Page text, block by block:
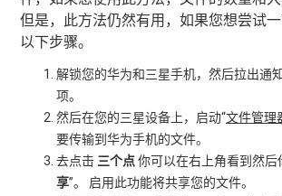
但是，此方法仍然有用，如果您想尝试
以下步骤。
解锁您的华为和三星手机，然后拉出通
项。
然后在您的三星设备上，启动“文件管理
要传输到华为手机的文件。
去点击 三个点你可以在右上角看到然后
享”。 启用此功能将共享您的文件。